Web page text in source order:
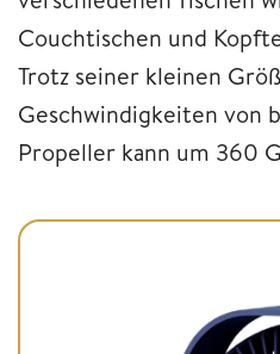
Couchtischen und
Trotz seiner kleinen
Geschwindigkeiten von
Propeller kann um 360